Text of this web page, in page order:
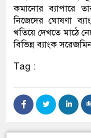
কমানোর ব্যাপারে
নিজেদের ঘোষণা
খতিয়ে দেখতে মাঠে
বিভিন্ন ব্যাংক
Tag :